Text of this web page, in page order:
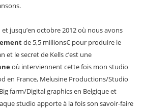
jusqu’en octobre 2012 où nous avons
de 5,5 millions€ pour produire le
et le secret de Kells c’est une
où interviennent cette fois mon studio
en France, Melusine Productions/Studio
farm/Digital graphics en Belgique et
studio apporte à la fois son savoir-faire